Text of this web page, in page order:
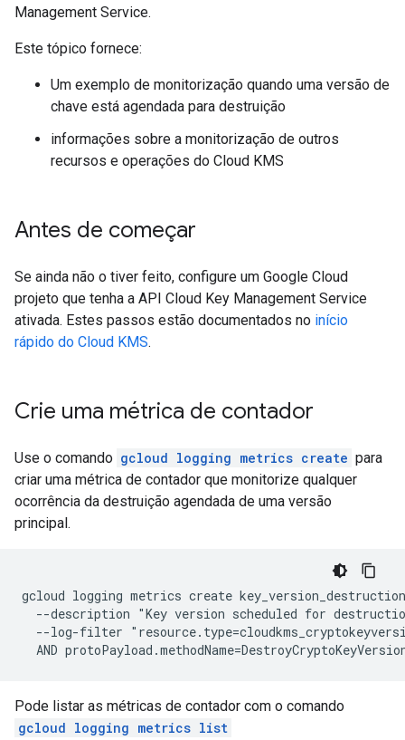
Management Service.
Este tópico fornece:
Um exemplo de monitorização quando uma versão de
chave está agendada para destruição
informações sobre a monitorização de outros
recursos e operações do Cloud KMS
Antes de começar
Se ainda não o tiver feito, configure um Google Cloud
projeto que tenha a API Cloud Key Management Service
ativada. Estes passos estão documentados no início
rápido do Cloud KMS.
Crie uma métrica de contador
Use o comando gcloud logging metrics create para
criar uma métrica de contador que monitorize qualquer
ocorrência da destruição agendada de uma versão
principal.
gcloud logging metrics create
--description "Key version scheduled for
--log-filter
Pode listar as métricas de contador com o comando
gcloud logging metrics list